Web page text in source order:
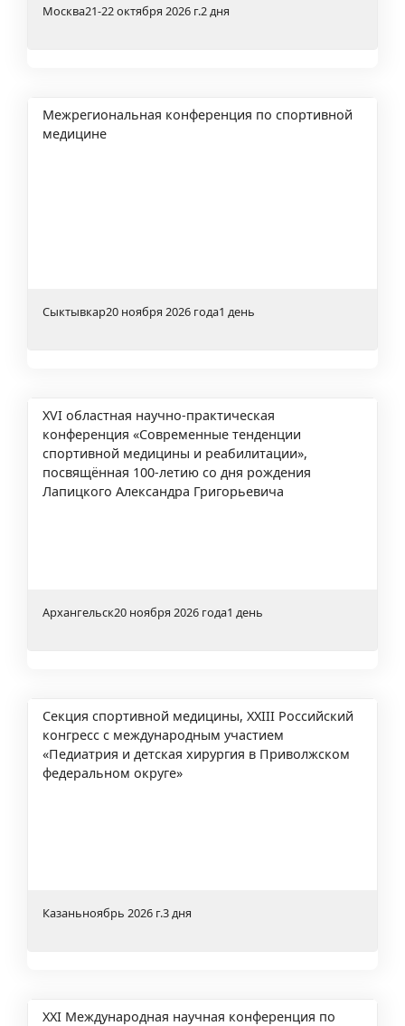
Москва21-22 октября 2026 г.2 дня
Межрегиональная конференция по спортивной
медицине
Сыктывкар20 ноября 2026 года1 день
XVI областная научно-практическая
конференция «Современные тенденции
спортивной медицины и реабилитации»,
посвящённая 100-летию со дня рождения
Лапицкого Александра Григорьевича
Архангельск20 ноября 2026 года1 день
Секция спортивной медицины, XXIII Российский
конгресс с международным участием
«Педиатрия и детская хирургия в Приволжском
федеральном округе»
Казаньноябрь 2026 г.3 дня
XXI Международная научная конференция по